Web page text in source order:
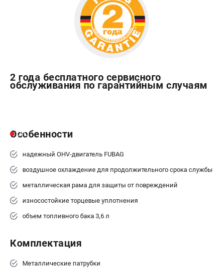
2 года бесплатного сервисного
обслуживания по гарантийным случаям
Особенности
надежный OHV-двигатель FUBAG
воздушное охлаждение для продолжительного срока службы
металлическая рама для защиты от повреждений
износостойкие торцевые уплотнения
объем топливного бака 3,6 л
Комплектация
Металлические патрубки